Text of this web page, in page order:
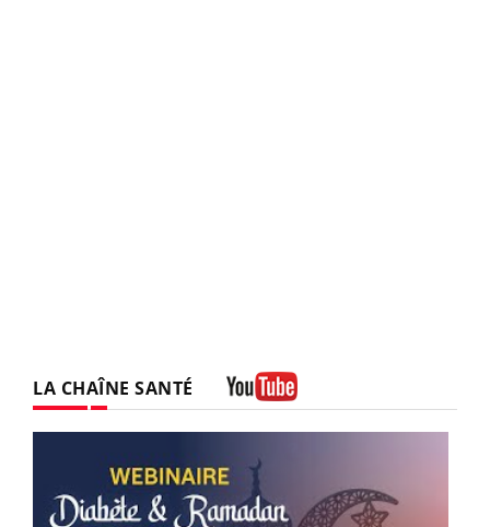
LA CHAÎNE SANTÉ